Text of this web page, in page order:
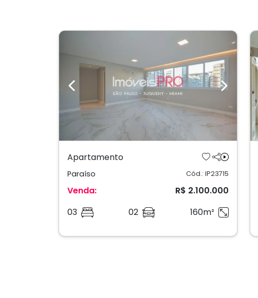
Previous Next
Apartamento
Paraíso Cód.: IP23715
Venda:
R$ 2.100.000
03
02 160m²